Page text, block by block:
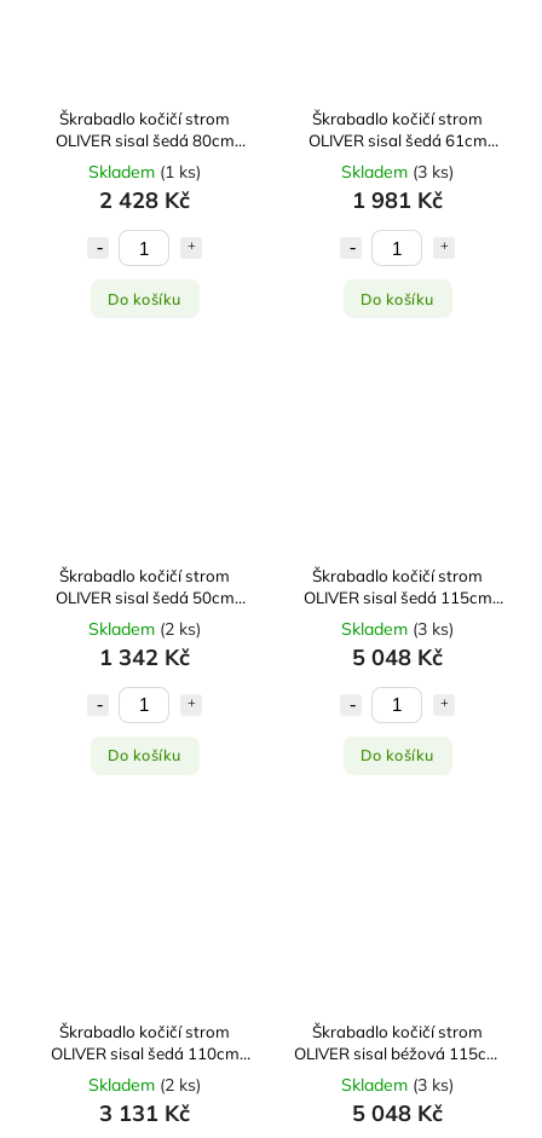
Škrabadlo kočičí strom
OLIVER sisal šedá 80cm
Zolux
Skladem (1 ks)
2 428 Kč
Do košíku
Škrabadlo kočičí strom
OLIVER sisal šedá 61cm
Zolux
Skladem (3 ks)
1 981 Kč
Do košíku
Škrabadlo kočičí strom
OLIVER sisal šedá 50cm
Zolux
Skladem (2 ks)
1 342 Kč
Do košíku
Škrabadlo kočičí strom
OLIVER sisal šedá 115cm
Zolux
Skladem (3 ks)
5 048 Kč
Do košíku
Škrabadlo kočičí strom
OLIVER sisal šedá 110cm
Zolux
Skladem (2 ks)
3 131 Kč
Škrabadlo kočičí strom
OLIVER sisal béžová 115cm
Zolux
Skladem (3 ks)
5 048 Kč